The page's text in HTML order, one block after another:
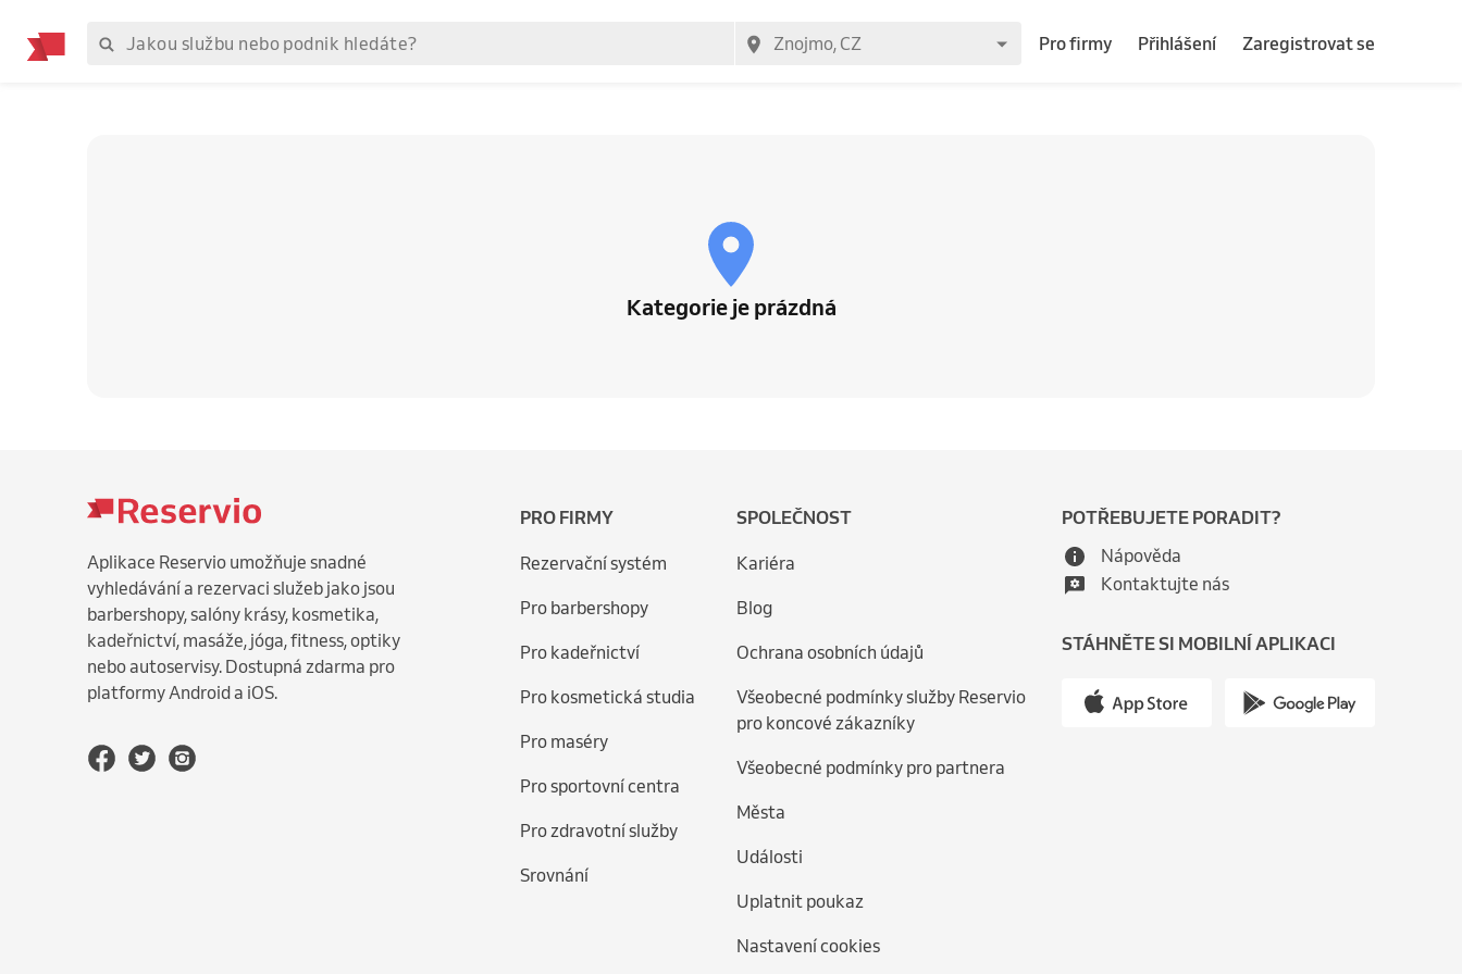
Pro firmy Přihlášení Zaregistrovat se
Kategorie je prázdná
Aplikace Reservio umožňuje snadné
vyhledávání a rezervaci služeb jako jsou
barbershopy, salóny krásy, kosmetika,
kadeřnictví, masáže, jóga, fitness, optiky
nebo autoservisy. Dostupná zdarma pro
platformy Android a iOS.
PRO FIRMY
Rezervační systém
Pro barbershopy
Pro kadeřnictví
Pro kosmetická studia
Pro maséry
Pro sportovní centra
Pro zdravotní služby
Srovnání
SPOLEČNOST
Kariéra
Blog
Ochrana osobních údajů
Všeobecné podmínky služby Reservio
pro koncové zákazníky
Všeobecné podmínky pro partnera
Města
Události
Uplatnit poukaz
Nastavení cookies
POTŘEBUJETE PORADIT?
Nápověda
Kontaktujte nás
STÁHNĚTE SI MOBILNÍ APLIKACI